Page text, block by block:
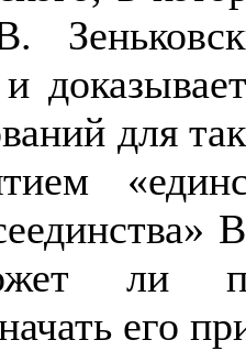
для
ли
его